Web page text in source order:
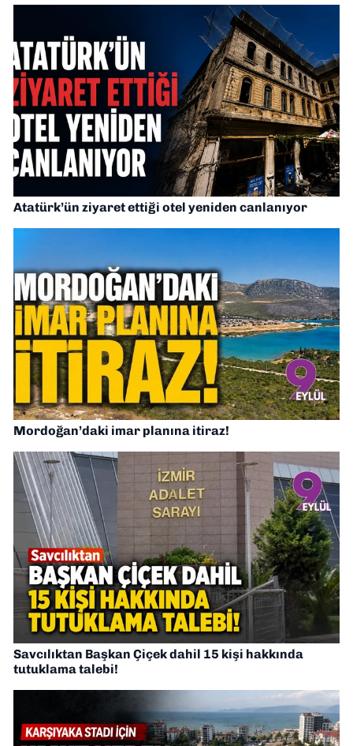
Atatürk’ün ziyaret ettiği otel yeniden canlanıyor
Mordoğan’daki imar planına itiraz!
Savcılıktan Başkan Çiçek dahil 15 kişi hakkında
tutuklama talebi!